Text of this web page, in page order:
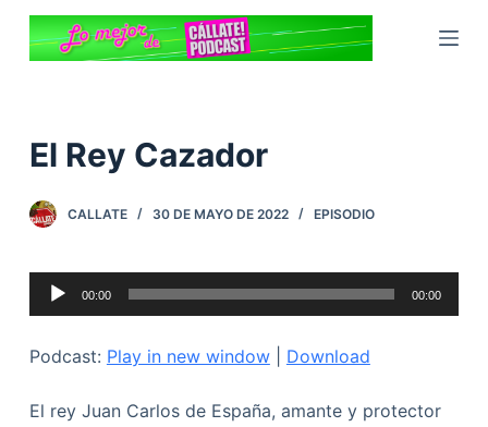
S
a
a
e
El Rey Cazador
CALLATE 30 DE MAYO DE 2022 EPISODIO
Reproductor
de
00:00 00:00
Podcast: Play in new window| Download
El rey Juan Carlos de España, amante y protector